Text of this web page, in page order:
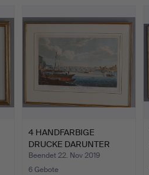
4 HANDFARBIGE
DRUCKE DARUNTER
"DAS FINDELK…
Beendet 22. Nov 2019
6 Gebote